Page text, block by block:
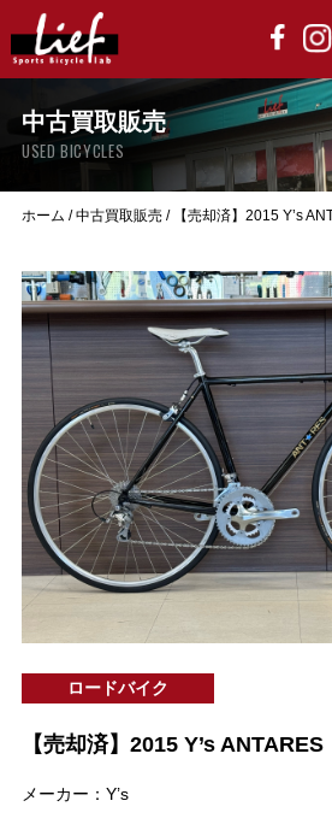
中古買取販売
USED BICYCLES
ホーム /中古買取販売/ 【売却済】2015 Y’s
ロードバイク
【売却済】2015 Y’s ANTARES
メーカー：Y’s